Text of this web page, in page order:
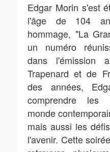
Edgar Morin s'est
l'âge de 104
hommage, "La
un numéro
dans l'émission
Trapenard et de
des années,
comprendre les
monde
mais aussi les
l'avenir. Cette